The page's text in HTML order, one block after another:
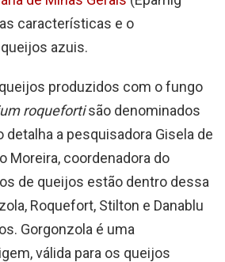
características e o
azuis.
produzidos com o fungo
roquefortisão denominados
a pesquisadora Gisela de
Moreira, coordenadora do
de queijos estão dentro dessa
Roquefort, Stilton e Danablu
Gorgonzola é uma
válida para os queijos